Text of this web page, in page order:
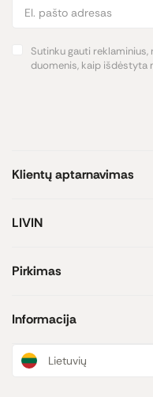
Sutinku gauti reklaminius,
duomenis, kaip išdėstyta
Klientų aptarnavimas
Rašyti užklausą
Atsakome darbo dienomis
LIVIN
Kontaktai
Prekių ženklai
Dovanų kuponai
Pirkimas
Pristatymas
Informacija
Naujienos ir straipsniai
Lietuvių